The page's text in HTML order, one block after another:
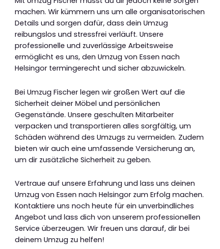
machen. Wir kümmern uns um alle organisatorischen
Details und sorgen dafür, dass dein Umzug
reibungslos und stressfrei verläuft. Unsere
professionelle und zuverlässige Arbeitsweise
ermöglicht es uns, den Umzug von Essen nach
Helsingor termingerecht und sicher abzuwickeln.
Bei Umzug Fischer legen wir großen Wert auf die
Sicherheit deiner Möbel und persönlichen
Gegenstände. Unsere geschulten Mitarbeiter
verpacken und transportieren alles sorgfältig, um
Schäden während des Umzugs zu vermeiden. Zudem
bieten wir auch eine umfassende Versicherung an,
um dir zusätzliche Sicherheit zu geben.
Vertraue auf unsere Erfahrung und lass uns deinen
Umzug von Essen nach Helsingor zum Erfolg machen.
Kontaktiere uns noch heute für ein unverbindliches
Angebot und lass dich von unserem professionellen
Service überzeugen. Wir freuen uns darauf, dir bei
deinem Umzug zu helfen!